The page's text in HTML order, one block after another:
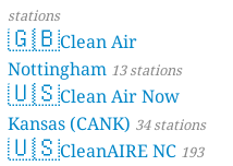
stations
🇬🇧Clean Air
Nottingham 13 stations
🇺🇸Clean Air Now
Kansas (CANK) 34 stations
🇺🇸CleanAIRE NC 193